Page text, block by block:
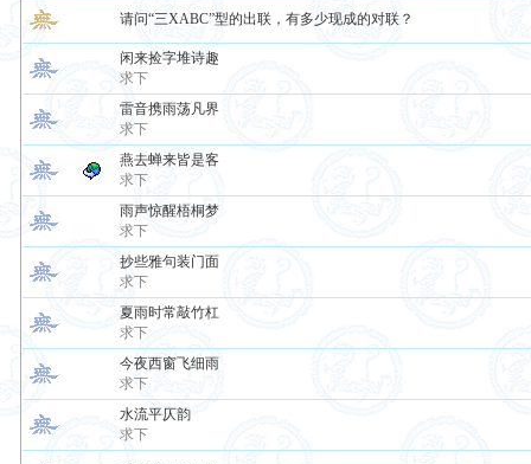
请问“三XABC”型的出联，有多少现成的对联？
闲来捡字堆诗趣
求下
雷音携雨荡凡界
求下
燕去蝉来皆是客
求下
雨声惊醒梧桐梦
求下
抄些雅句装门面
求下
夏雨时常敲竹杠
求下
今夜西窗飞细雨
求下
水流平仄韵
求下